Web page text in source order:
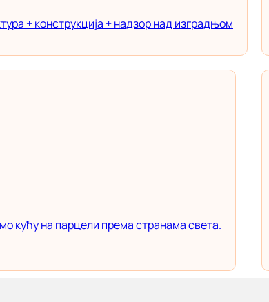
+ конструкција + надзор над изградњом
кућу на парцели према странама света.